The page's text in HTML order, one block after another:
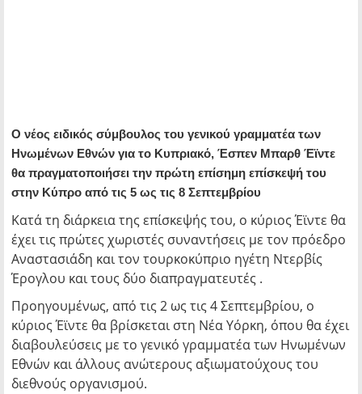
Ο νέος ειδικός σύμβουλος του γενικού γραμματέα των
Ηνωμένων Εθνών για το Κυπριακό, Έσπεν Μπαρθ Έϊντε
θα πραγματοποιήσει την πρώτη επίσημη επίσκεψή του
στην Κύπρο από τις 5 ως τις 8 Σεπτεμβρίου
Κατά τη διάρκεια της επίσκεψής του, ο κύριος Έϊντε θα
έχει τις πρώτες χωριστές συναντήσεις με τον πρόεδρο
Αναστασιάδη και τον τουρκοκύπριο ηγέτη Ντερβίς
Έρογλου και τους δύο διαπραγματευτές .
Προηγουμένως, από τις 2 ως τις 4 Σεπτεμβρίου, ο
κύριος Έϊντε θα βρίσκεται στη Νέα Υόρκη, όπου θα έχει
διαβουλεύσεις με το γενικό γραμματέα των Ηνωμένων
Εθνών και άλλους ανώτερους αξιωματούχους του
διεθνούς οργανισμού.